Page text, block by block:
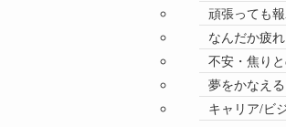
頑張っても
なんだか疲
不安・焦り
夢をかなえ
キャリア/ビ